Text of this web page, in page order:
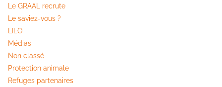
Le GRAAL recrute
Le saviez-vous ?
LILO
Médias
Non classé
Protection animale
Refuges partenaires